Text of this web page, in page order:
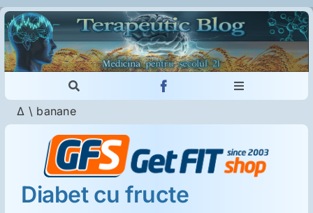
Skip
to
content
Toggle
Navigation
Cautare...
Toggle
Imunologie
Dermatologie
Δ \ banane
Diabet cu fructe